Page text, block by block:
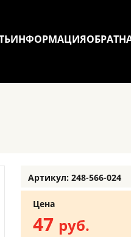
ИНФОРМАЦИЯ
Артикул: 248-566-024
Цена
47 руб.